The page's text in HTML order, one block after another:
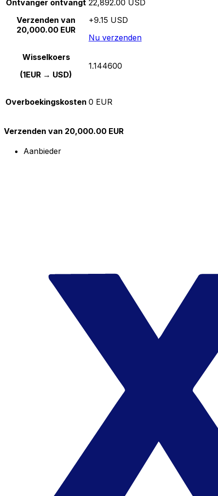
Ontvanger ontvangt
Verzenden van
20,000.00 EUR
22,892.00 USD
+9.15 USD
Nu verzenden
Wisselkoers
(1EUR → USD)
1.144600
Overboekingskosten 0 EUR
Verzenden van 20,000.00 EUR
Aanbieder